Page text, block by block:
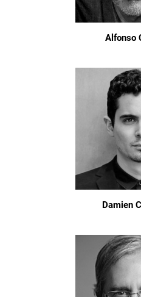
Alfonso
Damien